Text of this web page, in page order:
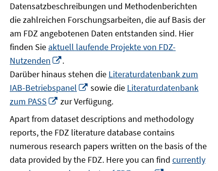
Datensatzbeschreibungen und Methodenberichten
die zahlreichen Forschungsarbeiten, die auf Basis der
am FDZ angebotenen Daten entstanden sind. Hier
finden Sie aktuell laufende Projekte von FDZ-
Nutzenden
neuem
Fenster
öffnen
.
Darüber hinaus stehen die Literaturdatenbank zum
IAB-Betriebspanel
In
neuem
Fenster
öffnen
sowie die Literaturdatenbank
zum PASS
In
Fenster
öffnen
zur Verfügung.
Apart from dataset descriptions and methodology
reports, the FDZ literature database contains
numerous research papers written on the basis of the
data provided by the FDZ. Here you can find currently